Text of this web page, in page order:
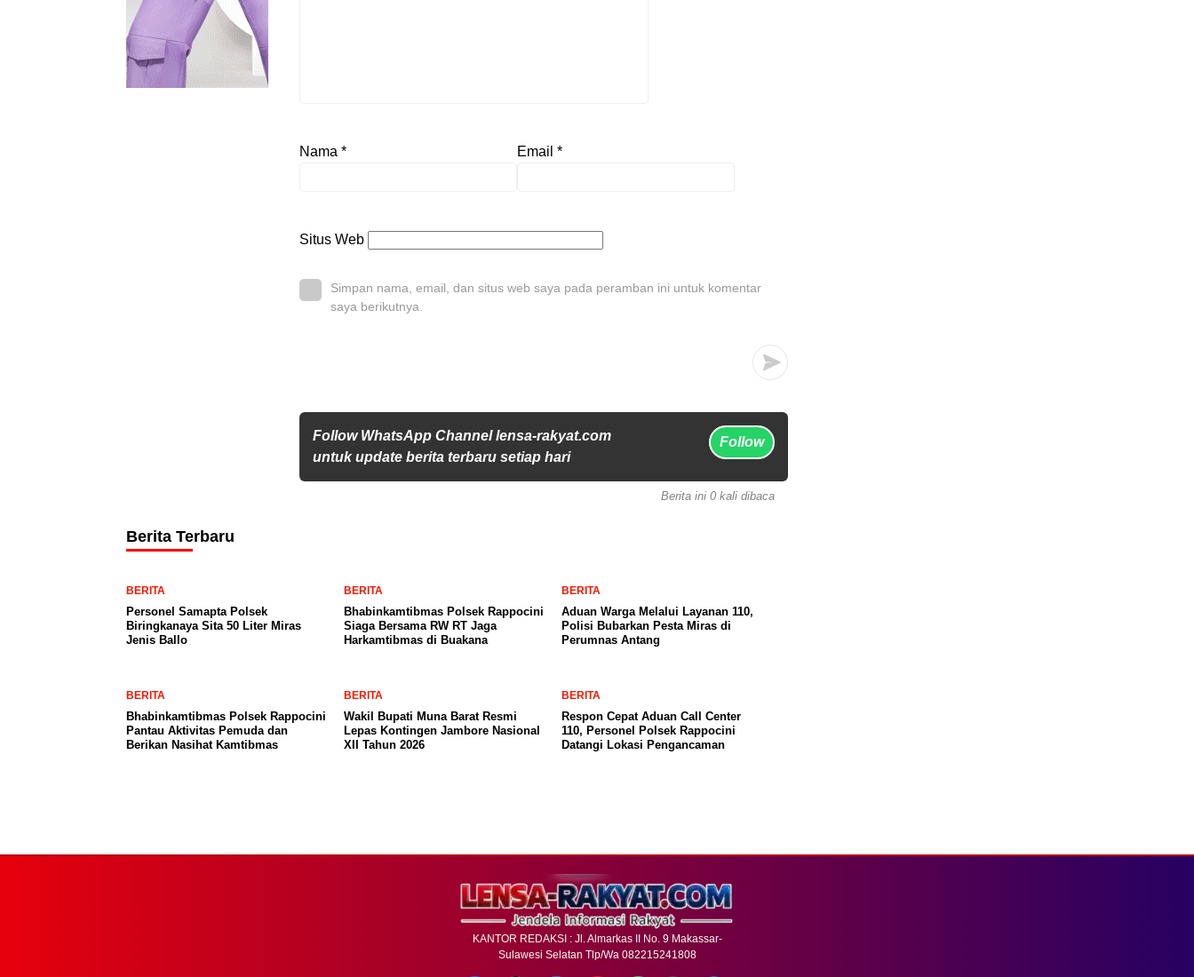
Nama * Email *
Situs Web
Simpan nama, email, dan situs web saya pada peramban ini untuk komentar
saya berikutnya.
Follow WhatsApp Channel lensa-rakyat.com
untuk update berita terbaru setiap hari
Follow
Berita ini 0 kali dibaca
Berita Terbaru
BERITA
Personel Samapta Polsek
Biringkanaya Sita 50 Liter Miras
Jenis Ballo
BERITA
Bhabinkamtibmas Polsek Rappocini
Siaga Bersama RW RT Jaga
Harkamtibmas di Buakana
BERITA
Aduan Warga Melalui Layanan 110,
Polisi Bubarkan Pesta Miras di
Perumnas Antang
BERITA
Bhabinkamtibmas Polsek Rappocini
Pantau Aktivitas Pemuda dan
Berikan Nasihat Kamtibmas
BERITA
Wakil Bupati Muna Barat Resmi
Lepas Kontingen Jambore Nasional
XII Tahun 2026
BERITA
Respon Cepat Aduan Call Center
110, Personel Polsek Rappocini
Datangi Lokasi Pengancaman
KANTOR REDAKSI : Jl. Almarkas II No. 9 Makassar-
Sulawesi Selatan Tlp/Wa 082215241808